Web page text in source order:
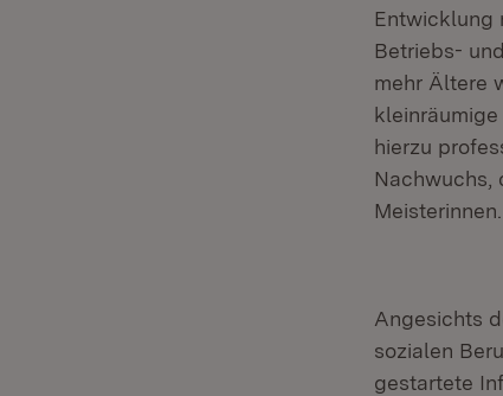
Entwicklung
Betriebs-
mehr Ältere
hierzu
Nachwuchs,
Meisterinnen.
Angesichts
sozialen
gestartete